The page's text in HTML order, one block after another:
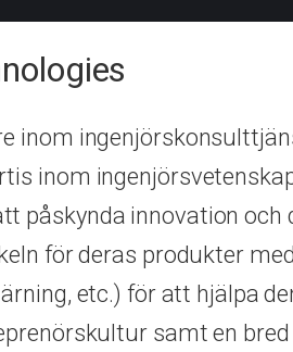
inom
inom
påskynda innovation
för deras produkter
etc.) för att hjälpa
samt en